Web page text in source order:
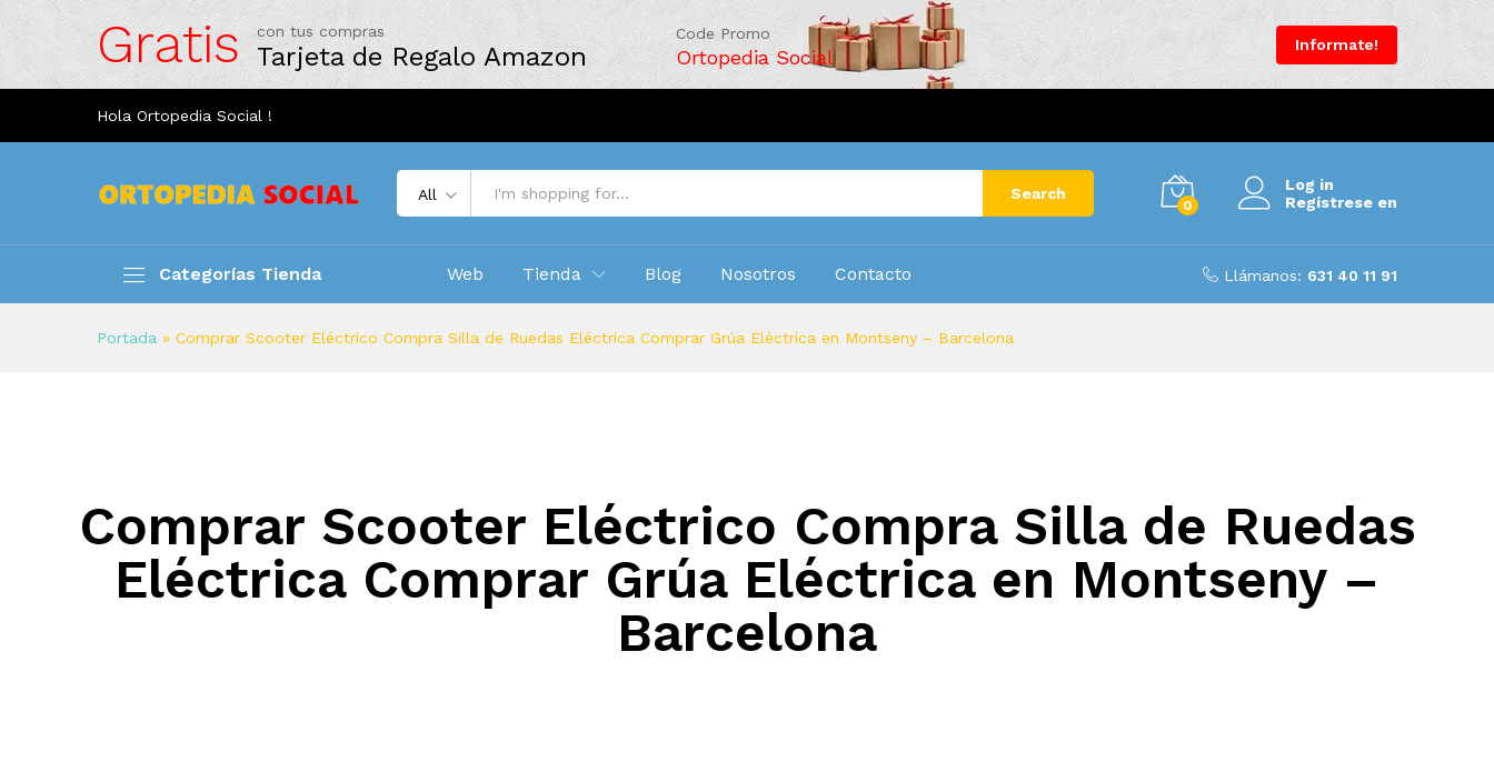
Gratis con tus compras
Tarjeta de Regalo Amazon
Code Promo
Ortopedia Social
Informate!
Hola Ortopedia Social !
All Search
0
Log in
Regístrese en
Categorías Tienda Web Tienda Blog Nosotros Contacto Llámanos: 631 40 11 91
Portada » Comprar Scooter Eléctrico Compra Silla de Ruedas Eléctrica Comprar Grúa Eléctrica en Montseny – Barcelona
Comprar Scooter Eléctrico Compra Silla de Ruedas
Eléctrica Comprar Grúa Eléctrica en Montseny –
Barcelona